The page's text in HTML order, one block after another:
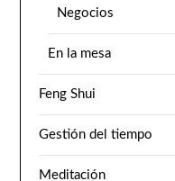
Negocios
En la mesa
Feng Shui
Gestión del tiempo
Meditación